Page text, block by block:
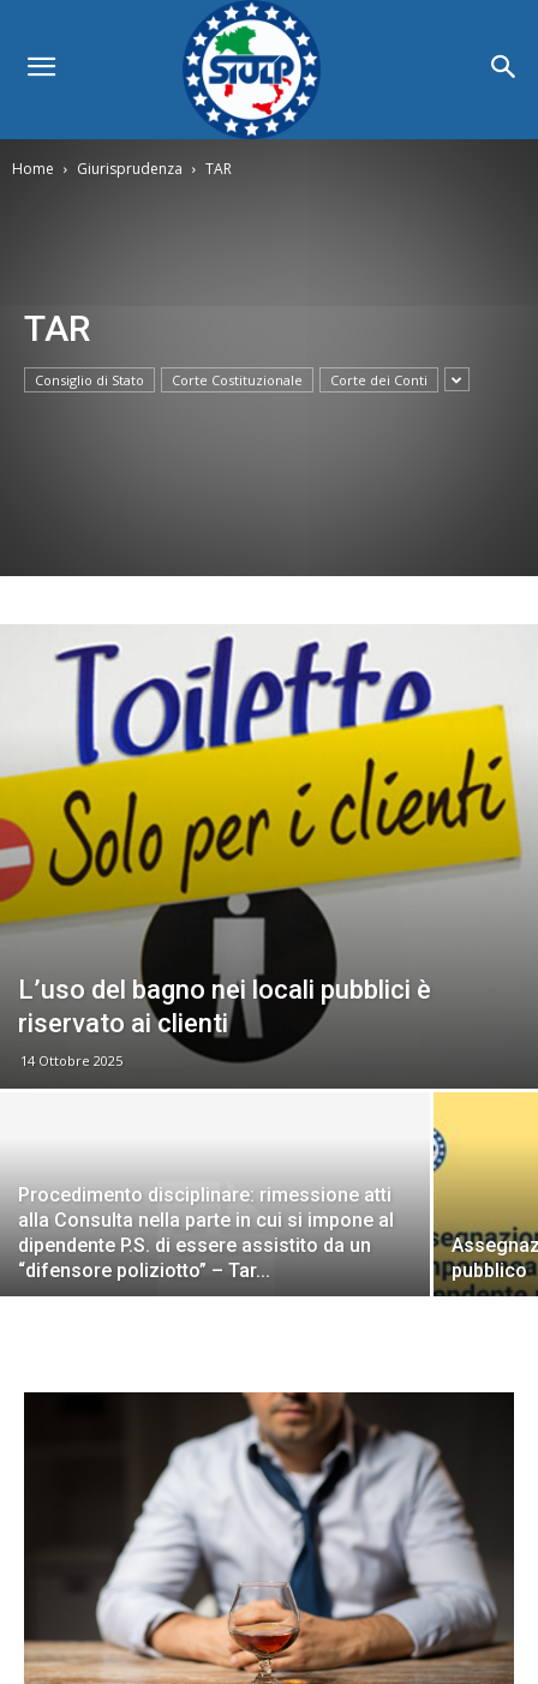
Home Giurisprudenza TAR
TAR
Consiglio di Stato Corte Costituzionale Corte dei Conti
L’uso del bagno nei locali pubblici è
riservato ai clienti
14 Ottobre 2025
Procedimento disciplinare: rimessione atti
alla Consulta nella parte in cui si impone al
dipendente P.S. di essere assistito da un
“difensore poliziotto” – Tar...
pubblico